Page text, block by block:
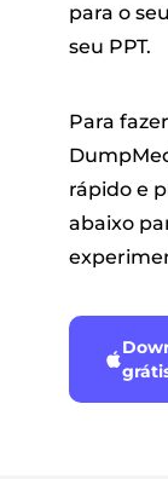
para o
seu PPT.
Para
rápido e
abaixo